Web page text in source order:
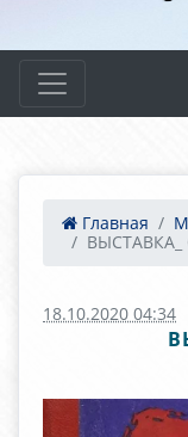
Главная
ВЫСТАВКА_
18.10.2020 04:34